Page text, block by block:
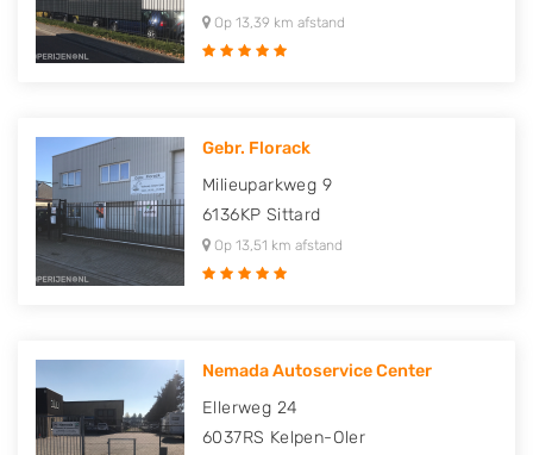
Op 13,39 km afstand
Gebr. Florack
Milieuparkweg 9
6136KP Sittard
Op 13,51 km afstand
Nemada Autoservice Center
Ellerweg 24
6037RS Kelpen-Oler